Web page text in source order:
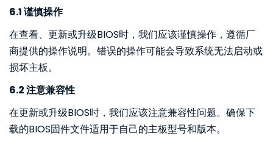
6.1 谨慎操作
在查看、更新或升级BIOS时，我们应该谨慎操作，遵循厂
商提供的操作说明。错误的操作可能会导致系统无法启动或
损坏主板。
6.2 注意兼容性
在更新或升级BIOS时，我们应该注意兼容性问题。确保下
载的BIOS固件文件适用于自己的主板型号和版本。